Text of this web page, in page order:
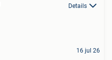
Details
16 jul 26